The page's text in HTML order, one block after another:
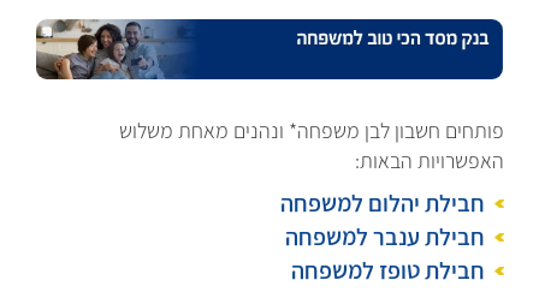
פותחים חשבון לבן משפחה* ונהנים מאחת משלוש
האפשרויות הבאות:
חבילת יהלום למשפחה
חבילת ענבר למשפחה
חבילת טופז למשפחה